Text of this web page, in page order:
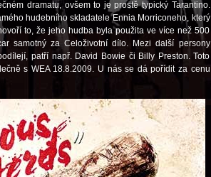
dramatu, ovšem to je prostě typický Tarantino.
hudebního skladatele Ennia Morriconeho, který
to, že jeho hudba byla použita ve více než 500
samotný za Celoživotní dílo. Mezi další persony
patří např. David Bowie či Billy Preston. Toto
s WEA 18.8.2009. U nás se dá pořídit za cenu